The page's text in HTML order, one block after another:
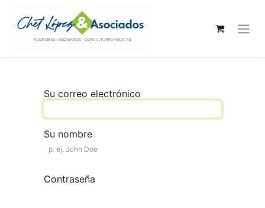
Su correo electrónico
Su nombre
Contraseña